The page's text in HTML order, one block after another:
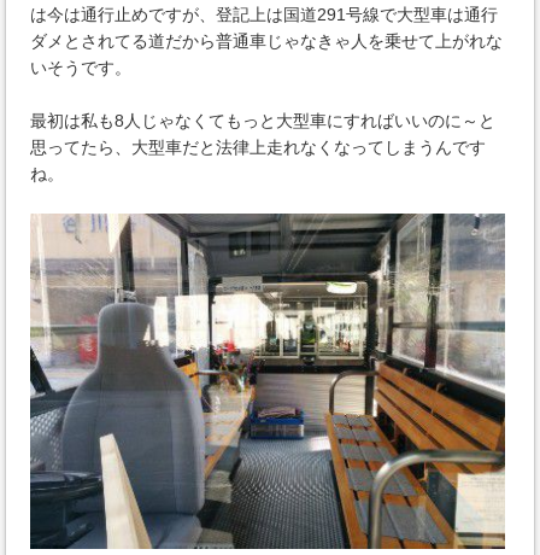
は今は通行止めですが、登記上は国道291号線で大型車は通行
ダメとされてる道だから普通車じゃなきゃ人を乗せて上がれな
いそうです。
最初は私も8人じゃなくてもっと大型車にすればいいのに～と
思ってたら、大型車だと法律上走れなくなってしまうんです
ね。